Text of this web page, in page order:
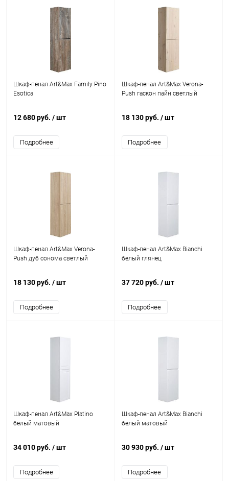
Шкаф-пенал Art&Max Family Pino
Esotica
12 680 руб. / шт
Подробнее
Шкаф-пенал Art&Max Verona-
Push гаскон пайн светлый
18 130 руб. / шт
Подробнее
Шкаф-пенал Art&Max Verona-
Push дуб сонома светлый
18 130 руб. / шт
Подробнее
Шкаф-пенал Art&Max Bianchi
белый глянец
37 720 руб. / шт
Подробнее
Шкаф-пенал Art&Max Platino
белый матовый
34 010 руб. / шт
Подробнее
Шкаф-пенал Art&Max Bianchi
белый матовый
30 930 руб. / шт
Подробнее